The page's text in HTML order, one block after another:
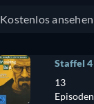
Kostenlos ansehen
Staffel 4
13
Episoden